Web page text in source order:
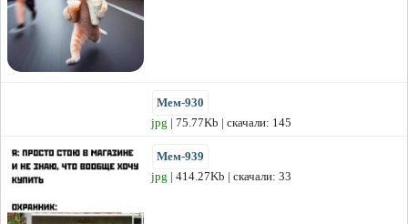
Мем-930
jpg | 75.77Kb | скачали: 145
Мем-939
jpg | 414.27Kb | скачали: 33